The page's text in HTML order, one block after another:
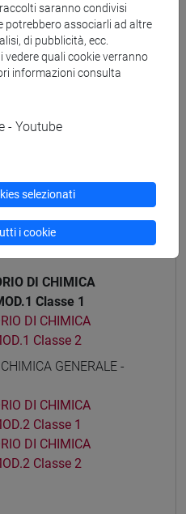
E LABORATORIO -
E LABORATORIO -
GENERALE -
DI CHIMICA
Classe 1
DI CHIMICA
Classe 2
GENERALE -
DI CHIMICA
Classe 1
DI CHIMICA
Classe 2
saranno condivisi
potrebbero associarli ad altre
di pubblicità, ecc.
vedere quali cookie verranno
informazioni consulta
- Youtube
selezionati
i cookie